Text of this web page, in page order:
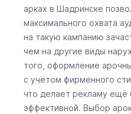
арках в Шадринске
максимального охвата
на такую кампанию
чем на другие виды
того, оформление
с учётом фирменного
что делает рекламу ещё
эффективной. Выбор